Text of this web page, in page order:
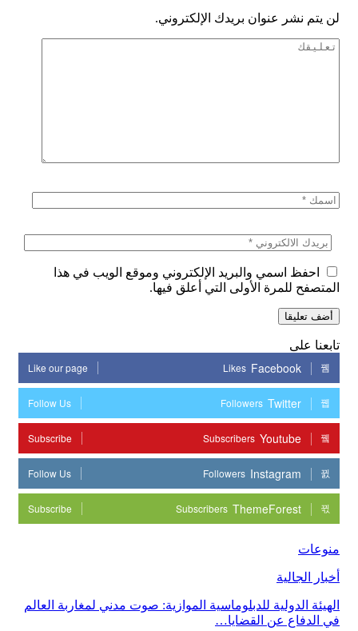
لن يتم نشر عنوان بريدك الإلكتروني.
احفظ اسمي والبريد الإلكتروني وموقع الويب في هذا
المتصفح للمرة الأولى التي أعلق فيها.
تابعنا على
Facebook
Likes
Like our page
Twitter
Followers
Follow Us
Youtube
Subscribers
Subscribe
Instagram
Followers
Follow Us
ThemeForest
Subscribers
Subscribe
منوعات
أخبار الجالية
الهيئة الدولية للدبلوماسية الموازية: صوت مدني لمغاربة العالم
في الدفاع عن القضايا…